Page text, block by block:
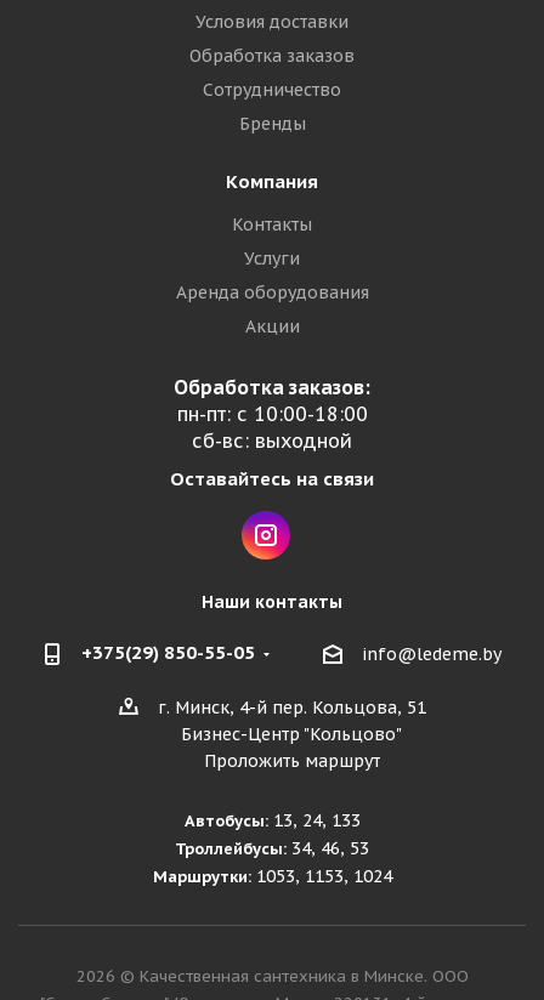
Условия доставки
Обработка заказов
Сотрудничество
Бренды
Компания
Контакты
Услуги
Аренда оборудования
Акции
Обработка заказов:
пн-пт: с 10:00-18:00
сб-вс: выходной
Оставайтесь на связи
Наши контакты
+375(29) 850-55-05 info@ledeme.by
г. Минск, 4-й пер. Кольцова, 51
Бизнес-Центр "Кольцово"
Проложить маршрут
Автобусы:13, 24, 133
Троллейбусы: 34, 46, 53
Маршрутки:1053, 1153, 1024
2026 © Качественная сантехника в Минске. ООО